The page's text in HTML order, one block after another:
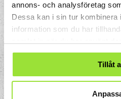
annons- och analysföretag
Dessa kan i sin tur kombinera
information som du har
Tillåt
Magin i huset
besöka våra